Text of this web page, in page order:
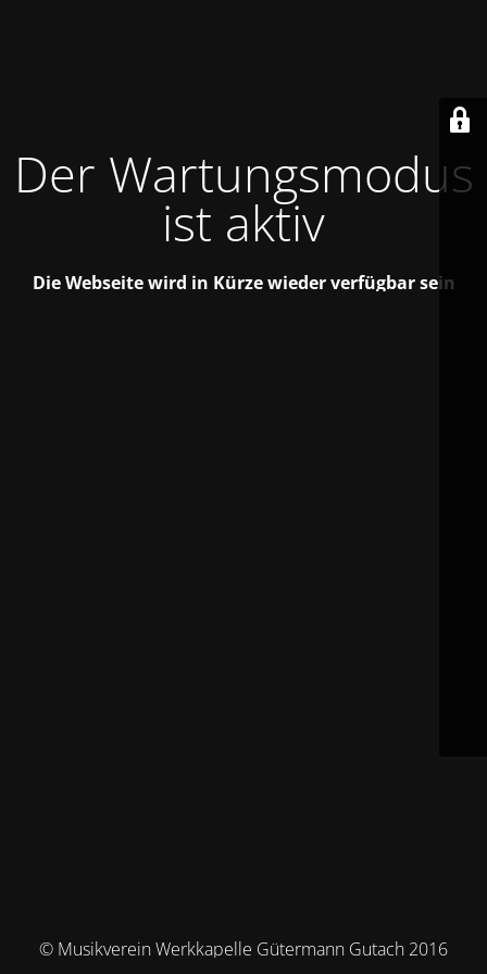
Der Wartungsmodus
ist aktiv
Die Webseite wird in Kürze wieder verfügbar sein
© Musikverein Werkkapelle Gütermann Gutach 2016